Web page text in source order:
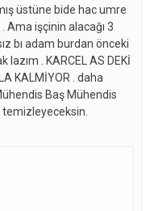
üstüne bide hac umre
işçinin alacağı 3
bı adam burdan önceki
lazım . KARCEL AS DEKİ
KALMİYOR . daha
Baş Mühendis